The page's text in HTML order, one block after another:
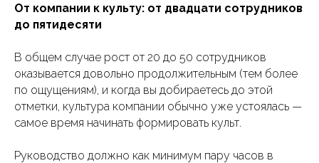
От компании к культу: от двадцати сотрудников
до пятидесяти
В общем случае рост от 20 до 50 сотрудников
оказывается довольно продолжительным (тем более
по ощущениям), и когда вы добираетесь до этой
отметки, культура компании обычно уже устоялась —
самое время начинать формировать культ.
Руководство должно как минимум пару часов в